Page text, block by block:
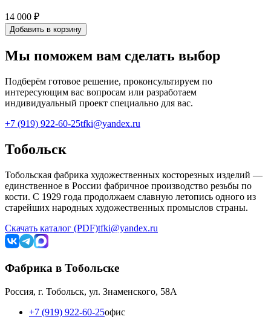
14 000 ₽
Добавить в корзину
Мы поможем вам сделать выбор
Подберём готовое решение, проконсультируем по
интересующим вас вопросам или разработаем
индивидуальный проект специально для вас.
+7 (919) 922-60-25tfki@yandex.ru
Тобольск
Тобольская фабрика художественных косторезных изделий —
единственное в России фабричное производство резьбы по
кости. С 1929 года продолжаем славную летопись одного из
старейших народных художественных промыслов страны.
Скачать каталог (PDF)tfki@yandex.ru
Фабрика в Тобольске
Россия, г. Тобольск, ул. Знаменского, 58А
+7 (919) 922-60-25офис